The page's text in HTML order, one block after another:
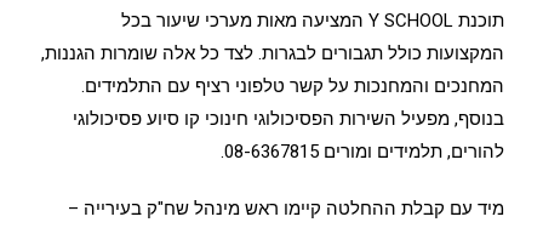
תוכנת Y SCHOOL המציעה מאות מערכי שיעור בכל
המקצועות כולל תגבורים לבגרות. לצד כל אלה שומרות הגננות,
המחנכים והמחנכות על קשר טלפוני רציף עם התלמידים.
בנוסף, מפעיל השירות הפסיכולוגי חינוכי קו סיוע פסיכולוגי
להורים, תלמידים ומורים 08-6367815.
מיד עם קבלת ההחלטה קיימו ראש מינהל שח"ק בעירייה –